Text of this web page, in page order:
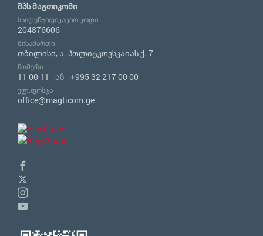
შპს მაგთიკომი
საიდენტიფიკაციო კოდი
204876606
მისამართი
თბილისი, ა. პოლიტკოვსკაიას ქ. 7
ნომერი
11 00 11 ან +995 32 217 00 00
ელ.ფოსტა
office@magticom.ge